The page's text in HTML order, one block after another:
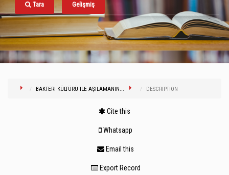
Tara Gelişmiş
BAKTERI KÜLTÜRÜ ILE AŞILAMANIN... DESCRIPTION
Cite this
Whatsapp
Email this
Export Record